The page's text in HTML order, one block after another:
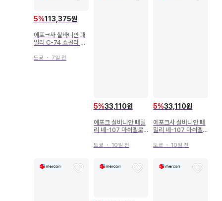
5%113,375원
에포크사 실바니안 패
밀리 C-74 쇼콜라 토
도쿄 ・ 7일 전
5%33,110원
에포크 실바니안 패밀
리 네-107 마쉬멜로
도쿄 ・ 10일 전
5%33,110원
에포크사 실바니안 패
밀리 네-107 마쉬멜
도쿄 ・ 10일 전